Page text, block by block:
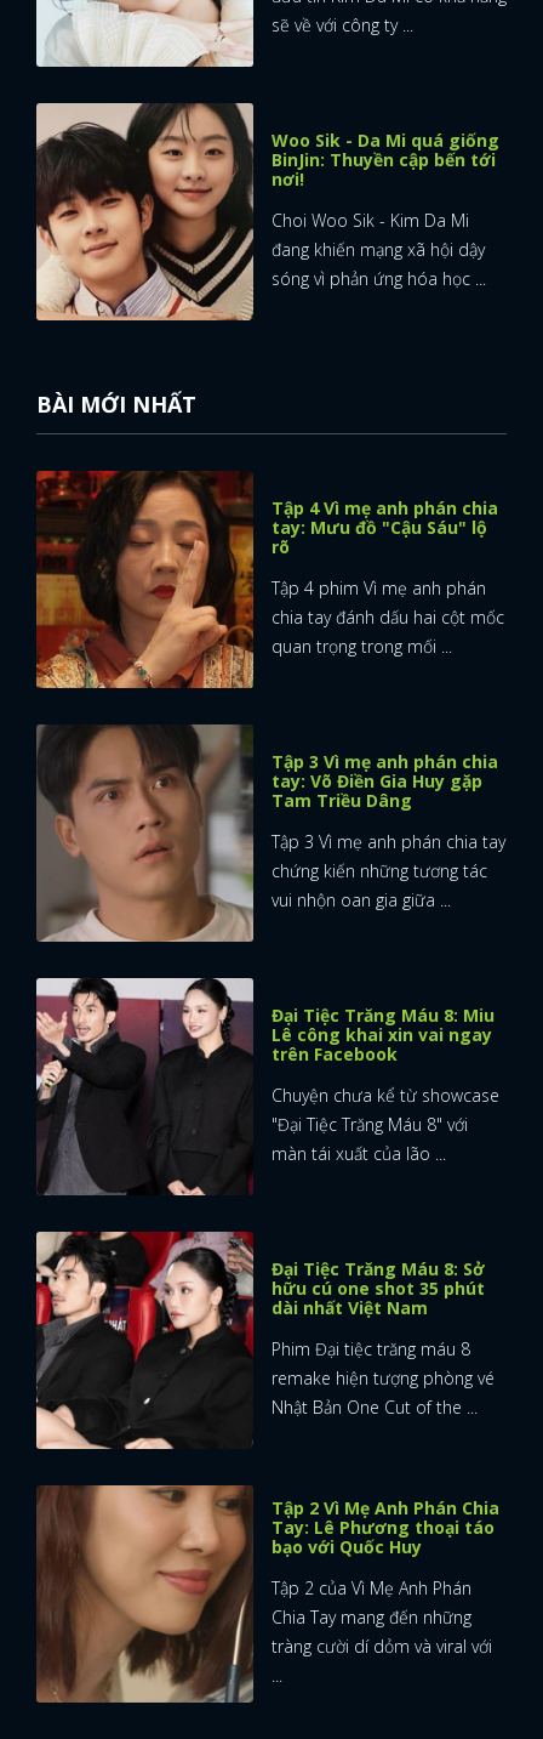
sẽ về với công ty ...
Woo Sik - Da Mi quá giống
BinJin: Thuyền cập bến tới
nơi!
Choi Woo Sik - Kim Da Mi
đang khiến mạng xã hội dậy
sóng vì phản ứng hóa học ...
BÀI MỚI NHẤT
Tập 4 Vì mẹ anh phán chia
tay: Mưu đồ "Cậu Sáu" lộ
rõ
Tập 4 phim Vì mẹ anh phán
chia tay đánh dấu hai cột mốc
quan trọng trong mối ...
Tập 3 Vì mẹ anh phán chia
tay: Võ Điền Gia Huy gặp
Tam Triều Dâng
Tập 3 Vì mẹ anh phán chia tay
chứng kiến những tương tác
vui nhộn oan gia giữa ...
Đại Tiệc Trăng Máu 8: Miu
Lê công khai xin vai ngay
trên Facebook
Chuyện chưa kể từ showcase
"Đại Tiệc Trăng Máu 8" với
màn tái xuất của lão ...
Đại Tiệc Trăng Máu 8: Sở
hữu cú one shot 35 phút
dài nhất Việt Nam
Phim Đại tiệc trăng máu 8
remake hiện tượng phòng vé
Nhật Bản One Cut of the ...
Tập 2 Vì Mẹ Anh Phán Chia
Tay: Lê Phương thoại táo
bạo với Quốc Huy
Tập 2 của Vì Mẹ Anh Phán
Chia Tay mang đến những
tràng cười dí dỏm và viral với
...